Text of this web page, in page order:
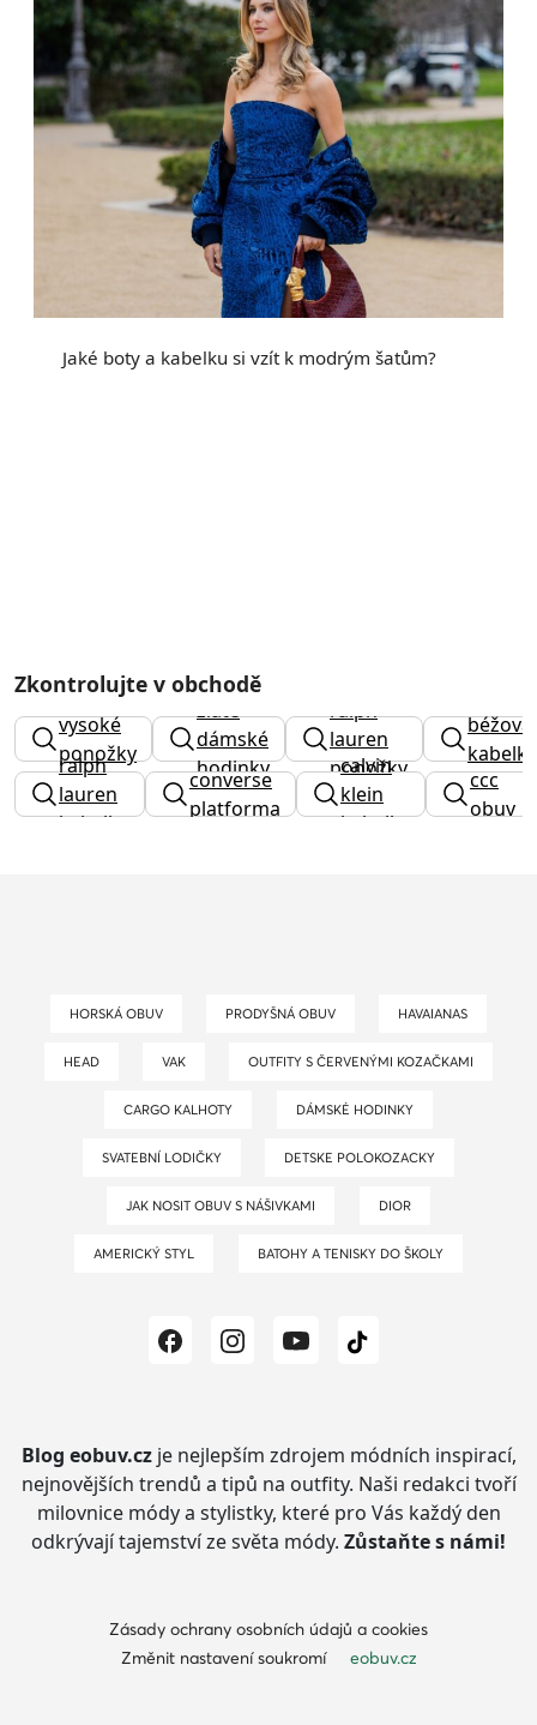
Jaké boty a kabelku si vzít k modrým šatům?
Zkontrolujte v obchodě
vysoké
ponožky
zlaté
dámské
hodinky
ralph
lauren
ponožky
béžová
kabelka
ralph
lauren
kabelka
converse
platforma
calvin
klein
kabelky
ccc
obuv
HORSKÁ OBUV PRODYŠNÁ OBUV HAVAIANAS
HEAD VAK OUTFITY S ČERVENÝMI KOZAČKAMI
CARGO KALHOTY DÁMSKÉ HODINKY
SVATEBNÍ LODIČKY DETSKE POLOKOZACKY
JAK NOSIT OBUV S NÁŠIVKAMI DIOR
AMERICKÝ STYL BATOHY A TENISKY DO ŠKOLY
Blog eobuv.czje nejlepším zdrojem módních inspirací,
nejnovějších trendů a tipů na outfity. Naši redakci tvoří
milovnice módy a stylistky, které pro Vás každý den
odkrývají tajemství ze světa módy. Zůstaňte s námi!
Zásady ochrany osobních údajů a cookies
Změnit nastavení soukromí
eobuv.cz